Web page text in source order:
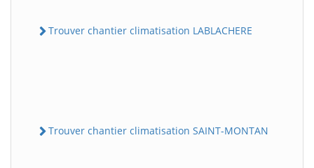
Trouver chantier climatisation LABLACHERE
Trouver chantier climatisation SAINT-MONTAN